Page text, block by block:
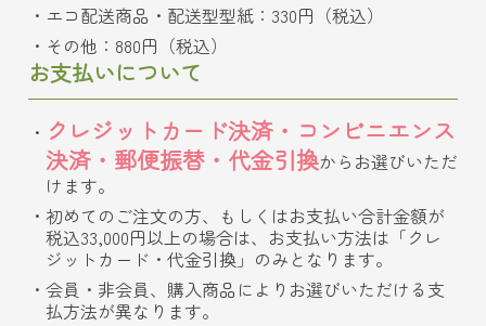
エコ配送商品・配送型型紙：330円（税込）
その他：880円（税込）
お支払いについて
クレジットカード決済・コンビニエンス
決済・郵便振替・代金引換からお選びいただ
けます。
初めてのご注文の方、もしくはお支払い合計金額が
税込33,000円以上の場合は、お支払い方法は「クレ
ジットカード・代金引換」のみとなります。
会員・非会員、購入商品によりお選びいただける支
払方法が異なります。